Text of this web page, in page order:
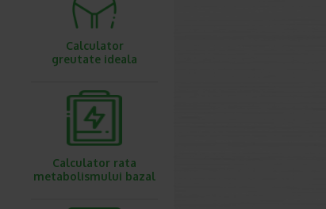
Calculator
greutate ideala
Calculator rata
metabolismului bazal